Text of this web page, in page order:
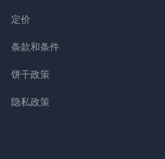
定价
条款和条件
饼干政策
隐私政策